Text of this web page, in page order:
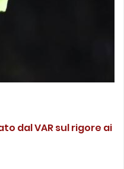
dal VAR sul rigore ai